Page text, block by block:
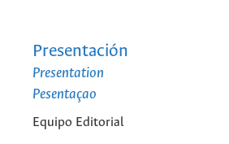
Presentación
Presentation
Pesentaçao
Equipo Editorial